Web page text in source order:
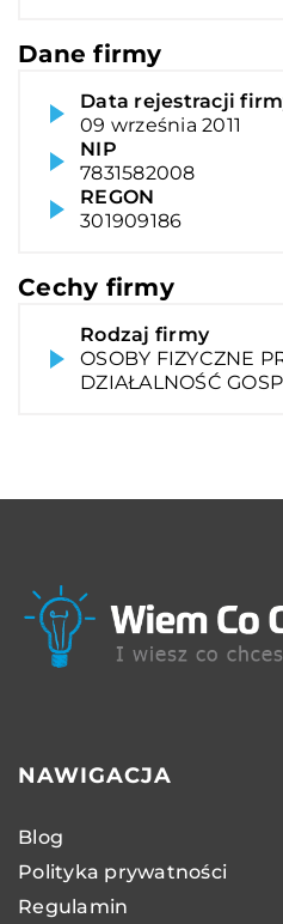
Dane firmy
Data rejestracji
09 września 2011
NIP
7831582008
REGON
301909186
Cechy firmy
Rodzaj firmy
OSOBY FIZYCZNE
DZIAŁALNOŚĆ
NAWIGACJA
Blog
Polityka prywatności
Regulamin